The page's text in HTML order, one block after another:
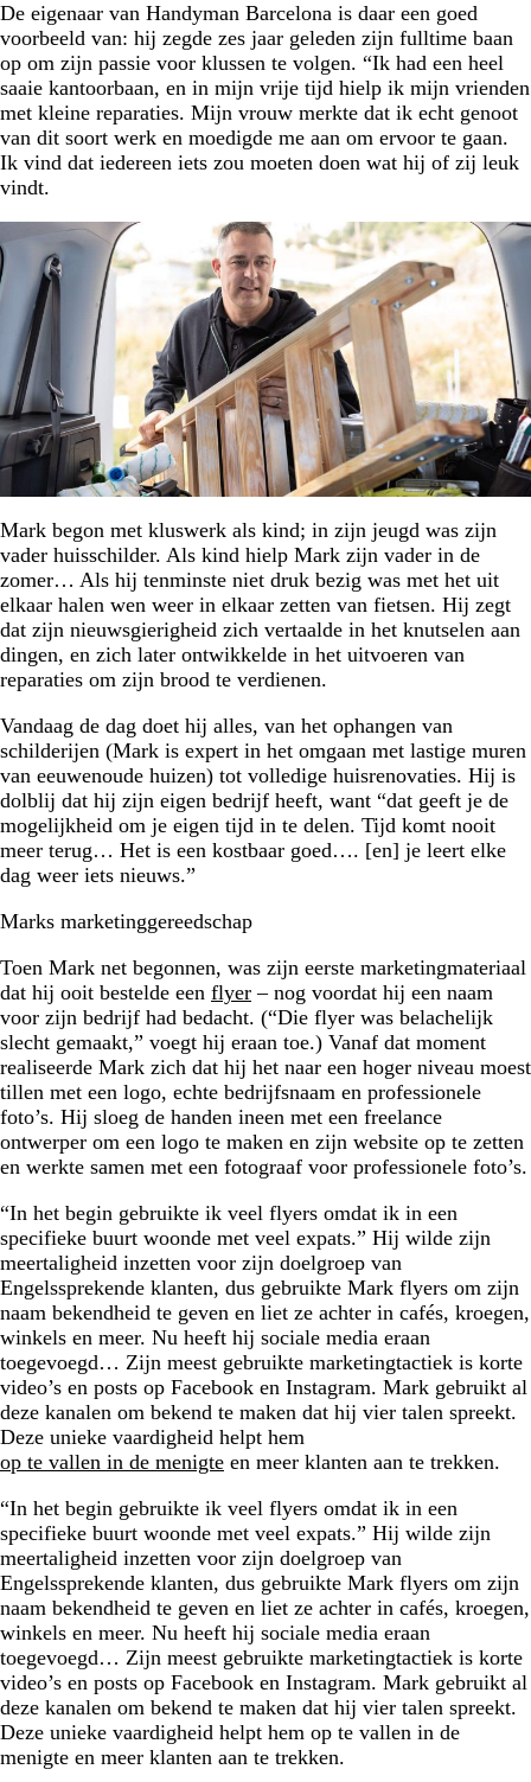
De eigenaar van Handyman Barcelona is daar een goed
voorbeeld van: hij zegde zes jaar geleden zijn fulltime baan
op om zijn passie voor klussen te volgen. “Ik had een heel
saaie kantoorbaan, en in mijn vrije tijd hielp ik mijn vrienden
met kleine reparaties. Mijn vrouw merkte dat ik echt genoot
van dit soort werk en moedigde me aan om ervoor te gaan.
Ik vind dat iedereen iets zou moeten doen wat hij of zij leuk
vindt.
Mark begon met kluswerk als kind; in zijn jeugd was zijn
vader huisschilder. Als kind hielp Mark zijn vader in de
zomer… Als hij tenminste niet druk bezig was met het uit
elkaar halen wen weer in elkaar zetten van fietsen. Hij zegt
dat zijn nieuwsgierigheid zich vertaalde in het knutselen aan
dingen, en zich later ontwikkelde in het uitvoeren van
reparaties om zijn brood te verdienen.
Vandaag de dag doet hij alles, van het ophangen van
schilderijen (Mark is expert in het omgaan met lastige muren
van eeuwenoude huizen) tot volledige huisrenovaties. Hij is
dolblij dat hij zijn eigen bedrijf heeft, want “dat geeft je de
mogelijkheid om je eigen tijd in te delen. Tijd komt nooit
meer terug… Het is een kostbaar goed…. [en] je leert elke
dag weer iets nieuws.”
Marks marketinggereedschap
Toen Mark net begonnen, was zijn eerste marketingmateriaal
dat hij ooit bestelde een flyer – nog voordat hij een naam
voor zijn bedrijf had bedacht. (“Die flyer was belachelijk
slecht gemaakt,” voegt hij eraan toe.) Vanaf dat moment
realiseerde Mark zich dat hij het naar een hoger niveau moest
tillen met een logo, echte bedrijfsnaam en professionele
foto’s. Hij sloeg de handen ineen met een freelance
ontwerper om een logo te maken en zijn website op te zetten
en werkte samen met een fotograaf voor professionele foto’s.
“In het begin gebruikte ik veel flyers omdat ik in een
specifieke buurt woonde met veel expats.” Hij wilde zijn
meertaligheid inzetten voor zijn doelgroep van
Engelssprekende klanten, dus gebruikte Mark flyers om zijn
naam bekendheid te geven en liet ze achter in cafés, kroegen,
winkels en meer. Nu heeft hij sociale media eraan
toegevoegd… Zijn meest gebruikte marketingtactiek is korte
video’s en posts op Facebook en Instagram. Mark gebruikt al
deze kanalen om bekend te maken dat hij vier talen spreekt.
Deze unieke vaardigheid helpt hem
op te vallen in de menigte en meer klanten aan te trekken.
“In het begin gebruikte ik veel flyers omdat ik in een
specifieke buurt woonde met veel expats.” Hij wilde zijn
meertaligheid inzetten voor zijn doelgroep van
Engelssprekende klanten, dus gebruikte Mark flyers om zijn
naam bekendheid te geven en liet ze achter in cafés, kroegen,
winkels en meer. Nu heeft hij sociale media eraan
toegevoegd… Zijn meest gebruikte marketingtactiek is korte
video’s en posts op Facebook en Instagram. Mark gebruikt al
deze kanalen om bekend te maken dat hij vier talen spreekt.
Deze unieke vaardigheid helpt hem op te vallen in de
menigte en meer klanten aan te trekken.